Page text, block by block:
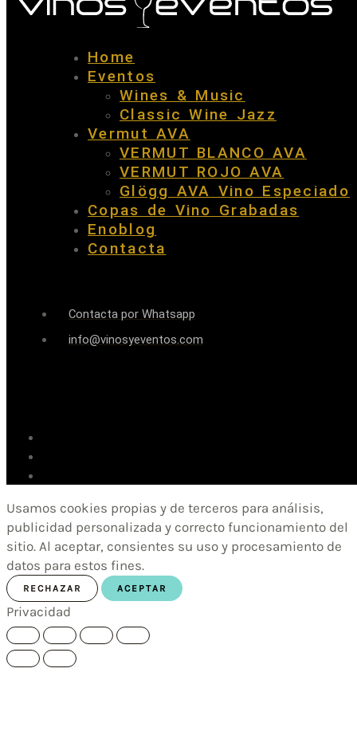
Home
Eventos
Wines & Music
Classic Wine Jazz
Vermut AVA
VERMUT BLANCO AVA
VERMUT ROJO AVA
Glögg AVA Vino Especiado
Copas de Vino Grabadas
Enoblog
Contacta
Contacta por Whatsapp
info@vinosyeventos.com
Usamos cookies propias y de terceros para análisis,
publicidad personalizada y correcto funcionamiento del
sitio. Al aceptar, consientes su uso y procesamiento de
datos para estos fines.
RECHAZAR ACEPTAR
Privacidad